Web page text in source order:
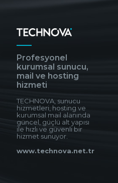
Profesyonel
kurumsal sunucu,
mail ve hosting
hizmeti
TECHNOVA, sunucu
hizmetleri, hosting ve
kurumsal mail alanında
güncel, güçlü alt yapısı
ile hızlı ve güvenli bir
hizmet sunuyor.
www.technova.net.tr